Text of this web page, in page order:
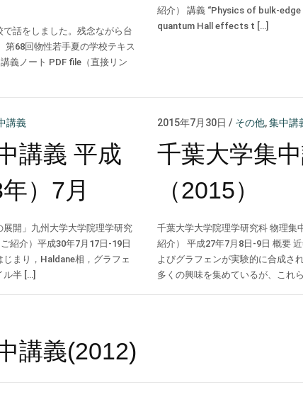
話をしました。残念ながら台
第68回物性若手夏の学校テキス
義ノート PDF file（直接リン
紹介） 講義 “Physics of bulk-
quantum Hall effects t […]
講義
講義 平成
）7月
展開」九州大学大学院理学研究
紹介）平成30年7月17日-19日
まり，Haldane相，グラフェ
ル半 […]
2015年7月30日 / その他,集中講
千葉大学集
（2015）
千葉大学大学院理学研究科 物理
紹介） 平成27年7月8日-9日 概要
よびグラフェンが実験的に合成さ
多くの興味を集めているが、これ
講義(2012)